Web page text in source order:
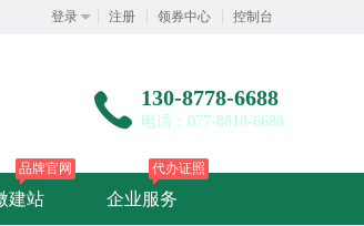
登录 注册 领券中心 控制台
130-8778-6688
电话：077-8818-6688
建站
品牌官网
企业服务
代办证照